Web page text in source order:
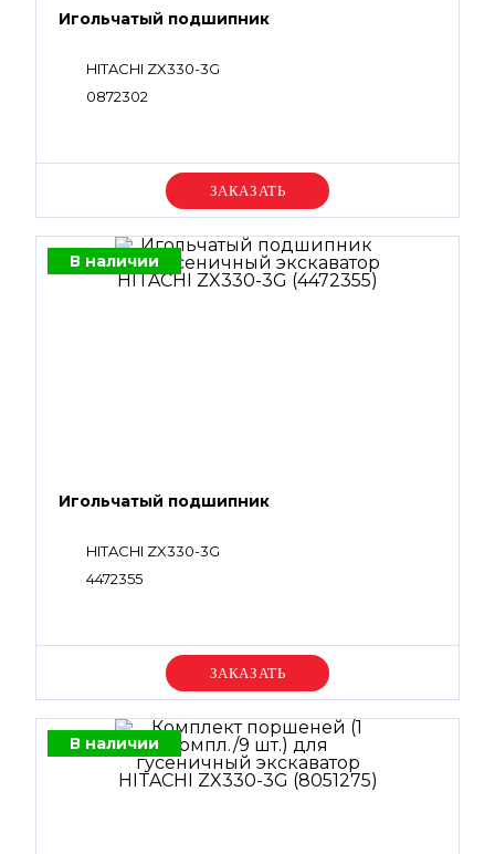
Игольчатый подшипник
HITACHI ZX330-3G
0872302
Уточняйте цену
В наличии
Игольчатый подшипник
HITACHI ZX330-3G
4472355
Уточняйте цену
В наличии